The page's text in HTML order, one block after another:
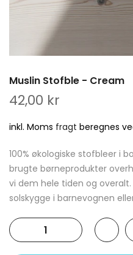
Muslin Stofble - Cream
42,00 kr
inkl. Moms fragt beregnes
100% økologiske stofbleer i
brugte børneprodukter
vi dem hele tiden og
solskygge i barnevognen